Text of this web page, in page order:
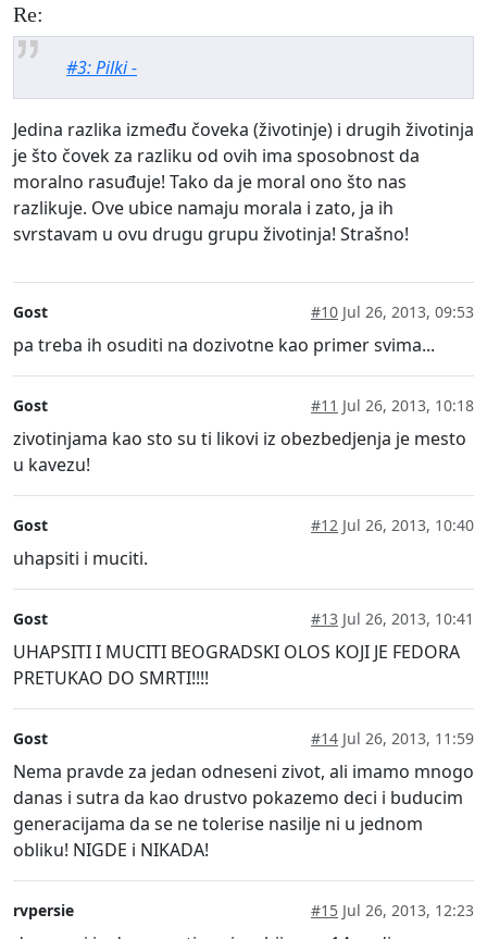
Re:
#3: Pilki -
Jedina razlika između čoveka (životinje) i drugih životinja
je što čovek za razliku od ovih ima sposobnost da
moralno rasuđuje! Tako da je moral ono što nas
razlikuje. Ove ubice namaju morala i zato, ja ih
svrstavam u ovu drugu grupu životinja! Strašno!
Gost #10 Jul 26, 2013, 09:53
pa treba ih osuditi na dozivotne kao primer svima...
Gost #11 Jul 26, 2013, 10:18
zivotinjama kao sto su ti likovi iz obezbedjenja je mesto
u kavezu!
Gost #12 Jul 26, 2013, 10:40
uhapsiti i muciti.
Gost #13 Jul 26, 2013, 10:41
UHAPSITI I MUCITI BEOGRADSKI OLOS KOJI JE FEDORA
PRETUKAO DO SMRTI!!!!
Gost #14 Jul 26, 2013, 11:59
Nema pravde za jedan odneseni zivot, ali imamo mnogo
danas i sutra da kao drustvo pokazemo deci i buducim
generacijama da se ne tolerise nasilje ni u jednom
obliku! NIGDE i NIKADA!
rvpersie #15 Jul 26, 2013, 12:23